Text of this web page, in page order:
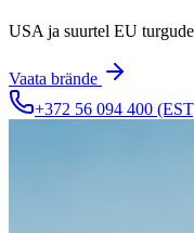
​USA ja suurtel EU
Vaata brände
+372 56 094 400